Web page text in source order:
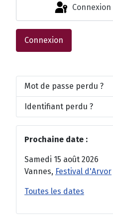
Connexion
Mot de passe perdu ?
Identifiant perdu ?
Prochaine date :
Samedi 15 août 2026
Vannes, Festival d'Arvor
Toutes les dates